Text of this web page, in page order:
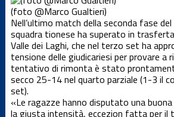
(foto @Marco Gualtieri)
Nell’ultimo match della seconda fase
squadra tionese ha superato in
Valle dei Laghi, che nel terzo set ha
tensione delle giudicariesi per provare
tentativo di rimonta è stato
secco 25-14 nel quarto parziale (1-3 il
set).
«Le ragazze hanno disputato una
la giusta intensità, eccezion fatta per il
News Locali
Nuovo
portale web
Serie C
maschile